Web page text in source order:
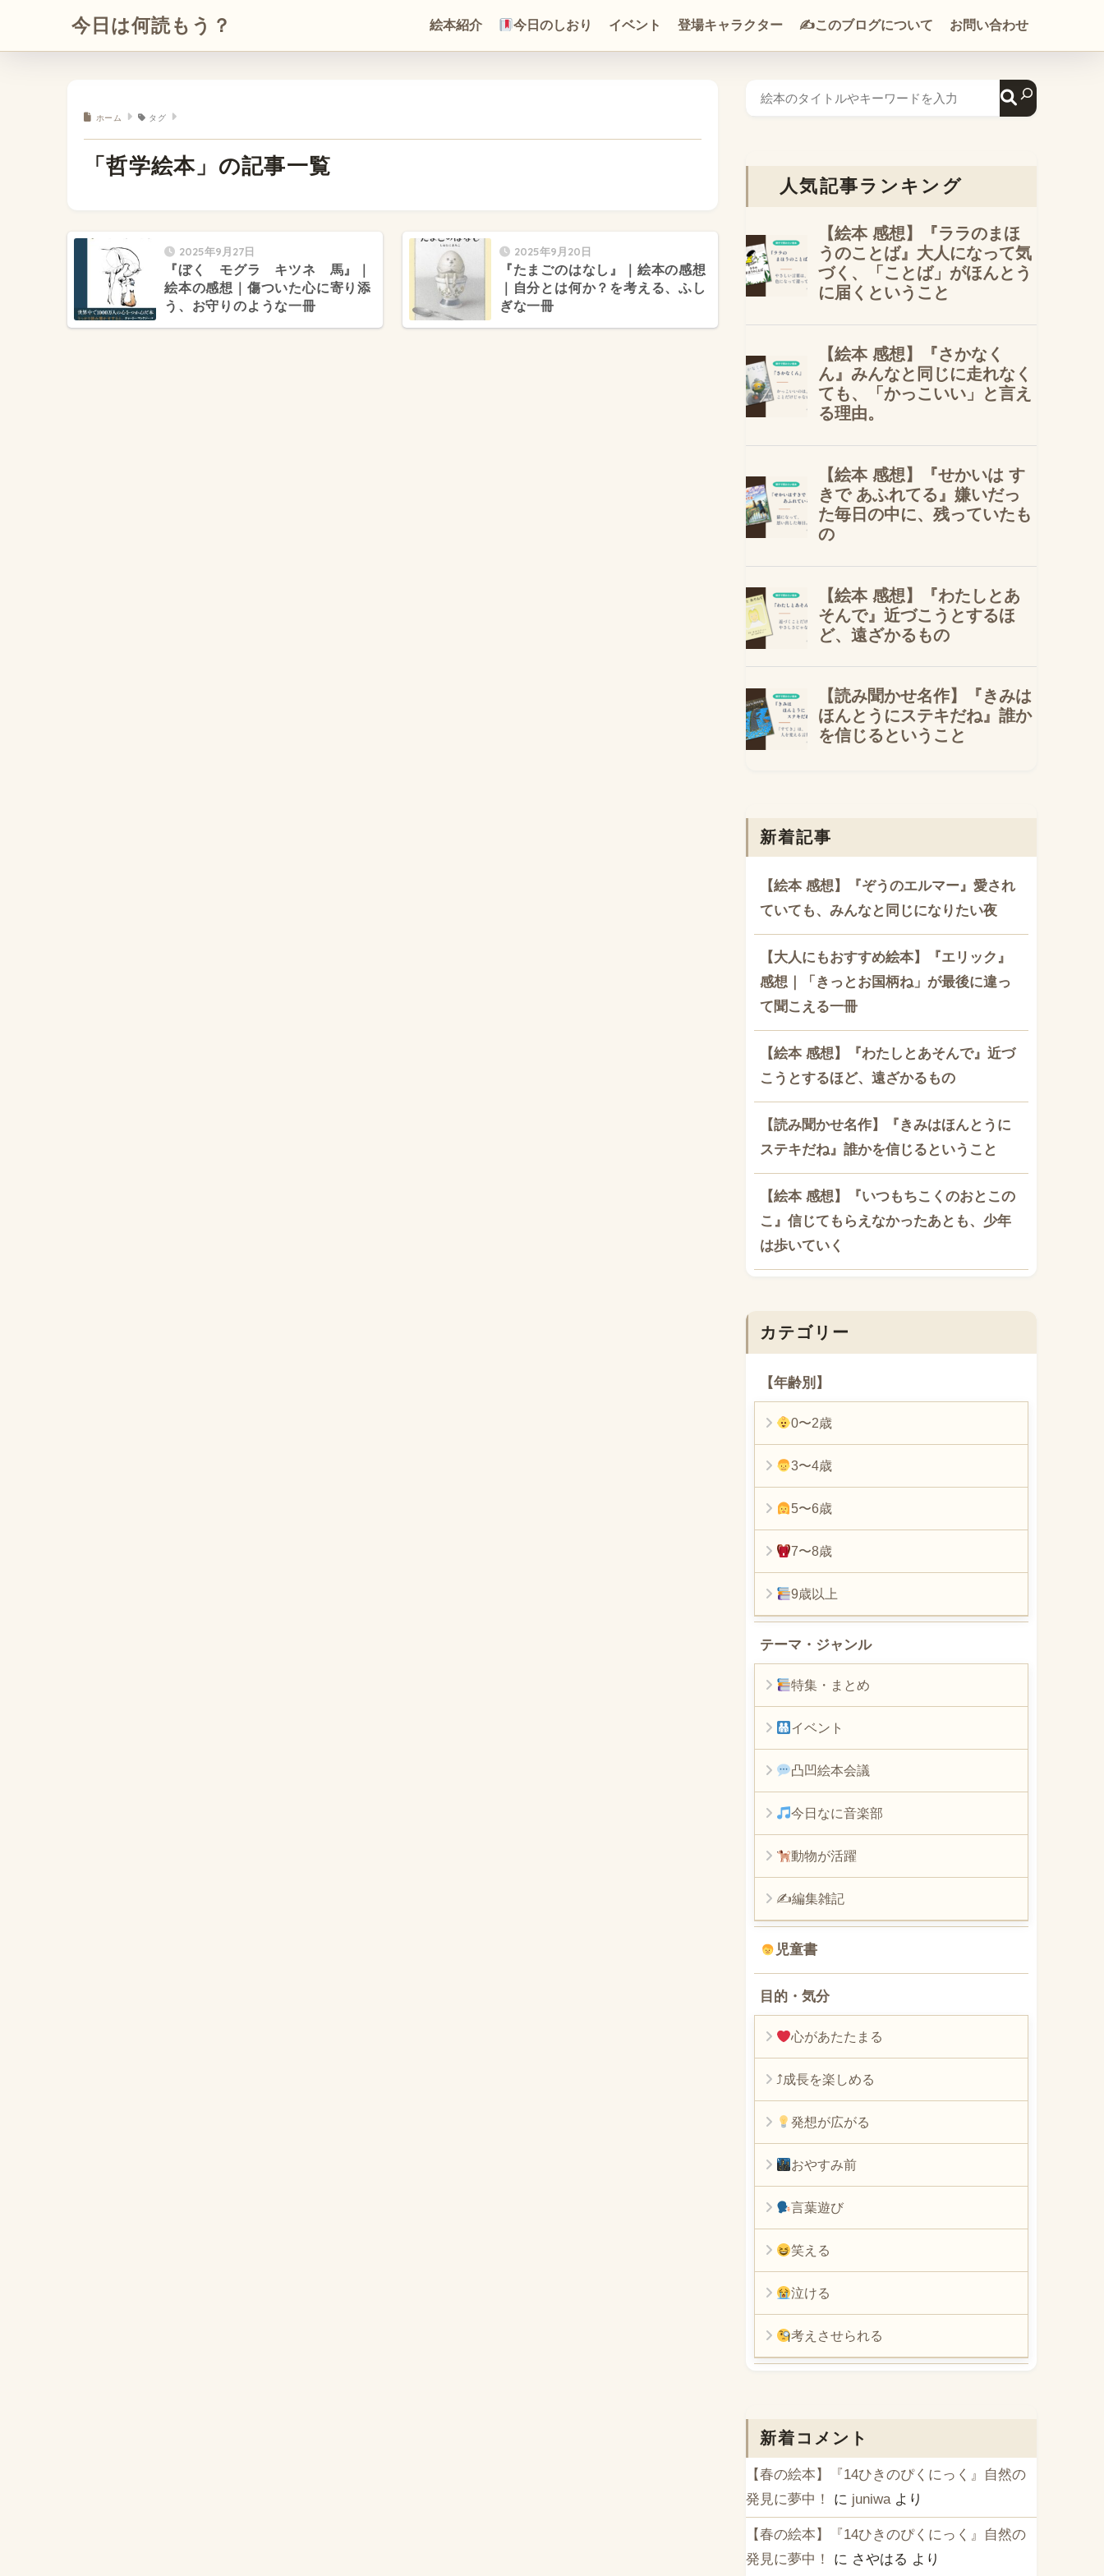
今日は何読もう？ 絵本紹介 今日のしおり イベント 登場キャラクター ✍️このブログについて お問い合わせ
ホーム タグ
「哲学絵本」の記事一覧
2025年9月27日
『ぼく モグラ キツネ 馬』｜
絵本の感想｜傷ついた心に寄り添
う、お守りのような一冊
2025年9月20日
『たまごのはなし』｜絵本の感想
｜自分とは何か？を考える、ふし
ぎな一冊
人気記事ランキング
新着記事
【絵本 感想】『ぞうのエルマー』愛され
ていても、みんなと同じになりたい夜
【大人にもおすすめ絵本】『エリック』
感想｜「きっとお国柄ね」が最後に違っ
て聞こえる一冊
【絵本 感想】『わたしとあそんで』近づ
こうとするほど、遠ざかるもの
【読み聞かせ名作】『きみはほんとうに
ステキだね』誰かを信じるということ
【絵本 感想】『いつもちこくのおとこの
こ』信じてもらえなかったあとも、少年
は歩いていく
カテゴリー
【年齢別】
0〜2歳
3〜4歳
5〜6歳
7〜8歳
9歳以上
テーマ・ジャンル
特集・まとめ
イベント
凸凹絵本会議
今日なに音楽部
動物が活躍
✍編集雑記
児童書
目的・気分
心があたたまる
⤴︎成長を楽しめる
発想が広がる
おやすみ前
言葉遊び
笑える
泣ける
考えさせられる
新着コメント
【春の絵本】『14ひきのぴくにっく』自然の
発見に夢中！
に juniwa より
【春の絵本】『14ひきのぴくにっく』自然の
発見に夢中！
に さやはる より